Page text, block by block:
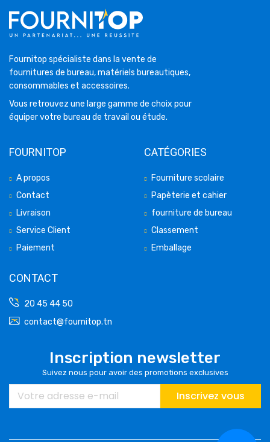
Fournitop spécialiste dans la vente de
fournitures de bureau, matériels bureautiques,
consommables et accessoires.
Vous retrouvez une large gamme de choix pour
équiper votre bureau de travail ou étude.
FOURNITOP
A propos
Contact
Livraison
Service Client
Paiement
CATÉGORIES
Fourniture scolaire
Papèterie et cahier
fourniture de bureau
Classement
Emballage
CONTACT
20 45 44 50
contact@fournitop.tn
Inscription newsletter
Suivez nous pour avoir des promotions exclusives
Inscrivez vous